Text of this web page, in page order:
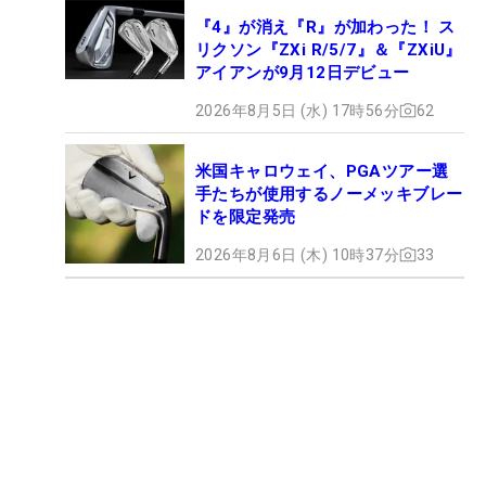
『4』が消え『R』が加わった！ ス
リクソン『ZXi R/5/7』＆『ZXiU』
アイアンが9月12日デビュー
2026年8月5日 (水) 17時56分 62
米国キャロウェイ、PGAツアー選
手たちが使用するノーメッキブレー
ドを限定発売
2026年8月6日 (木) 10時37分 33